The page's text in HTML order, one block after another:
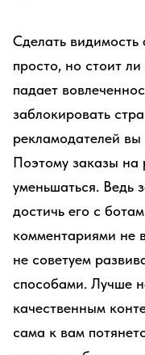
Сделать
просто, но стоит
падает
заблокировать
рекламодателей вы
Поэтому заказы на
уменьшаться. Ведь
достичь его с
комментариями не
не советуем
способами. Лучше
качественным
сама к вам